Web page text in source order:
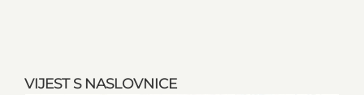
VIJEST S NASLOVNICE